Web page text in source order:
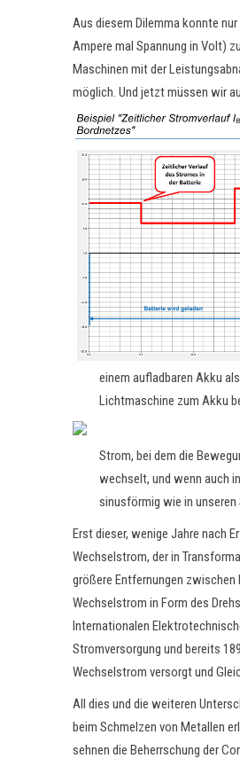
Aus diesem Dilemma konnte
Ampere mal Spannung in Volt)
Maschinen mit der
möglich. Und jetzt müssen wir
einem aufladbaren Akku
Lichtmaschine zum Akku
Strom, bei dem die
wechselt, und wenn auch
sinusförmig wie in
Erst dieser, wenige Jahre nach
Wechselstrom, der in
größere Entfernungen zwischen
Wechselstrom in Form des
Internationalen
Stromversorgung und bereits
Wechselstrom versorgt und
All dies und die weiteren
beim Schmelzen von Metallen
sehnen die Beherrschung der